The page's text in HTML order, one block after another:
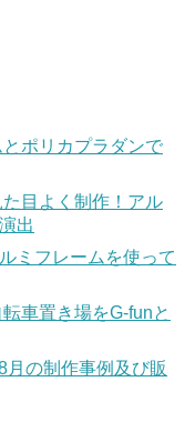
ポリカプラダンで
目よく制作！アル
出
ミフレームを使って
車置き場をG-funと
の制作事例及び販